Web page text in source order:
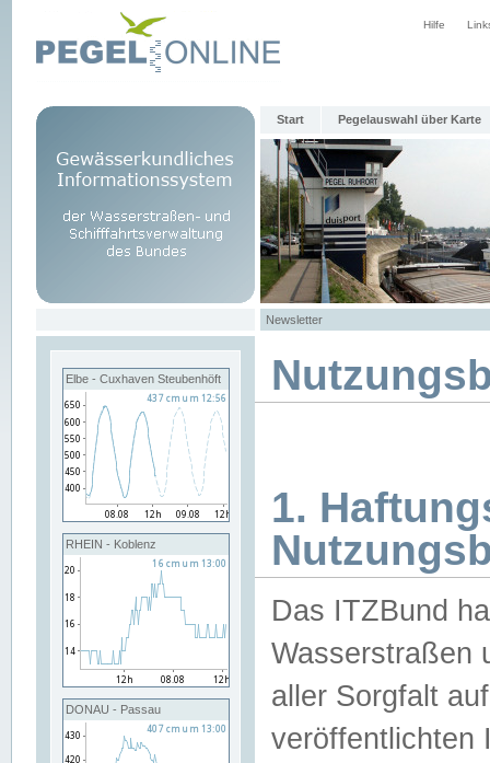
Hilfe
Start Pegelauswahl über Karte
Newsletter
Elbe - Cuxhaven Steubenhöft
RHEIN - Koblenz
DONAU - Passau
1.
Das ITZBund
Wasserstraßen
aller Sorgfalt
veröffentlichten